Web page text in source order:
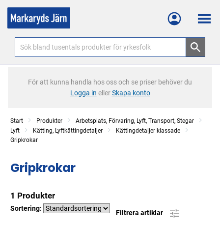
Meny
För att kunna handla hos oss och se priser behöver du
Logga in ellerSkapa konto
Start Produkter
Arbetsplats, Förvaring, Lyft, Transport, Stegar
Lyft
Kätting, Lyftkättingdetaljer
Kättingdetaljer klassade
Gripkrokar
Gripkrokar
1 Produkter
Sortering:
Filtrera artiklar